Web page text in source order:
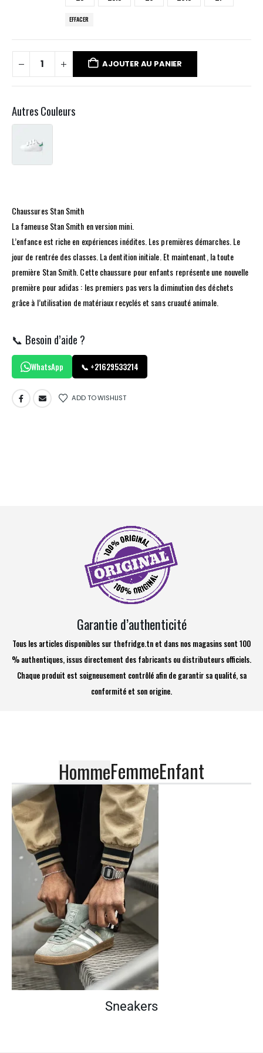
EFFACER
AJOUTER AU PANIER
Autres Couleurs
Chaussures Stan Smith
La fameuse Stan Smith en version mini.
L’enfance est riche en expériences inédites. Les premières démarches. Le
jour de rentrée des classes. La dentition initiale. Et maintenant, la toute
première Stan Smith. Cette chaussure pour enfants représente une nouvelle
première pour adidas : les premiers pas vers la diminution des déchets
grâce à l’utilisation de matériaux recyclés et sans cruauté animale.
📞 Besoin d’aide ?
WhatsApp 📞 +21629533214
ADD TO WISHLIST
Garantie d’authenticité
Tous les articles disponibles sur thefridge.tn et dans nos magasins sont 100
% authentiques, issus directement des fabricants ou distributeurs officiels.
Chaque produit est soigneusement contrôlé afin de garantir sa qualité, sa
conformité et son origine.
HommeFemmeEnfant
Sneakers